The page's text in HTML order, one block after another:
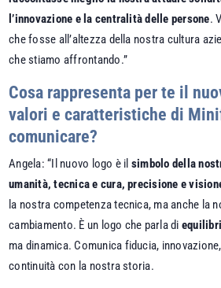
l’innovazione e la centralità delle persone.
che fosse all’altezza della nostra cultura
che stiamo affrontando.”
Cosa rappresenta per te il
valori e caratteristiche di
comunicare?
Angela: “Il nuovo logo è il simbolo della
umanità, tecnica e cura, precisione e
la nostra competenza tecnica, ma anche la
cambiamento. È un logo che parla di
ma dinamica. Comunica fiducia,
continuità con la nostra storia.